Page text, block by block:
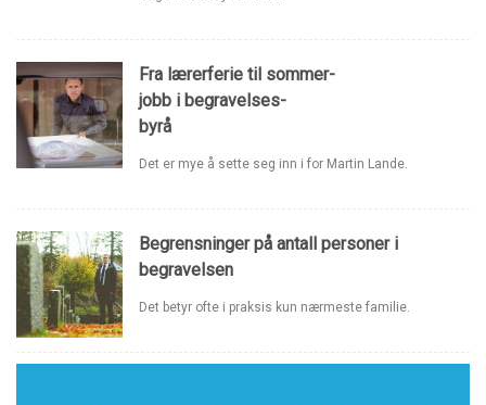
Fra lærerferie til sommer-
jobb i begravelses-
byrå
Det er mye å sette seg inn i for Martin Lande.
Begrensninger på antall personer i
begravelsen
Det betyr ofte i praksis kun nærmeste familie.